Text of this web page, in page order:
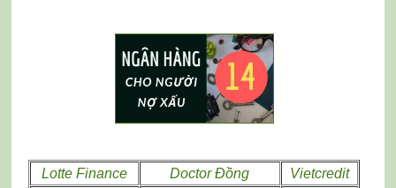
Lotte Finance Doctor Đồng
Vietcredit